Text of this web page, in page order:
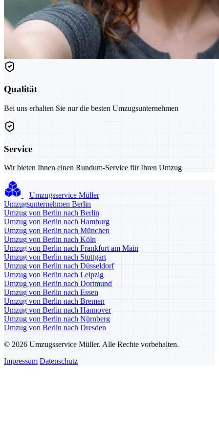
Qualität
Bei uns erhalten Sie nur die besten Umzugsunternehmen
Service
Wir bieten Ihnen einen Rundum-Service für Ihren Umzug
Umzugsservice Müller
Umzugsunternehmen Berlin
Umzug von Berlin nach Berlin
Umzug von Berlin nach Hamburg
Umzug von Berlin nach München
Umzug von Berlin nach Köln
Umzug von Berlin nach Frankfurt am Main
Umzug von Berlin nach Stuttgart
Umzug von Berlin nach Düsseldorf
Umzug von Berlin nach Leipzig
Umzug von Berlin nach Dortmund
Umzug von Berlin nach Essen
Umzug von Berlin nach Bremen
Umzug von Berlin nach Hannover
Umzug von Berlin nach Nürnberg
Umzug von Berlin nach Dresden
© 2026 Umzugsservice Müller. Alle Rechte vorbehalten.
Impressum Datenschutz